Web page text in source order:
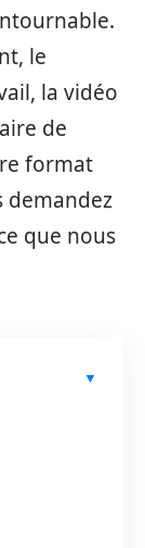
le
la vidéo
de
format
demandez
que nous